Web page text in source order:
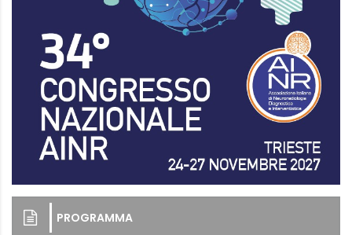
PROGRAMMA